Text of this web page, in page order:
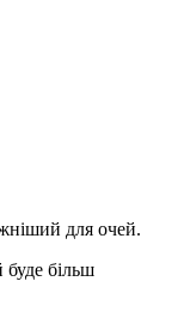
для очей.
буде більш